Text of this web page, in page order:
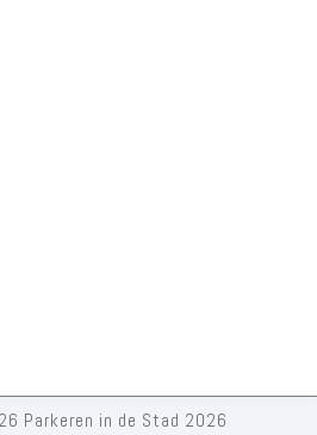
Parkeren in de Stad 2026